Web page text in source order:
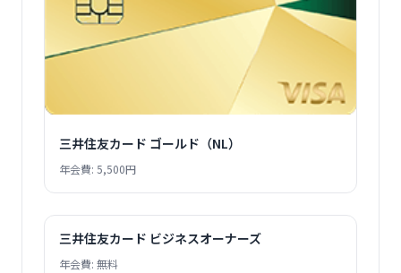
三井住友カード ゴールド（NL）
年会費: 5,500円
三井住友カード ビジネスオーナーズ
年会費: 無料